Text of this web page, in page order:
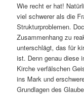
Wie recht er hat!
viel schwerer als die
Strukturproblemen.
Zusammenhang zu
unterschlägt, das für
ist. Denn genau diese
Kirche verfälschen
ins Mark und
Grundlagen des